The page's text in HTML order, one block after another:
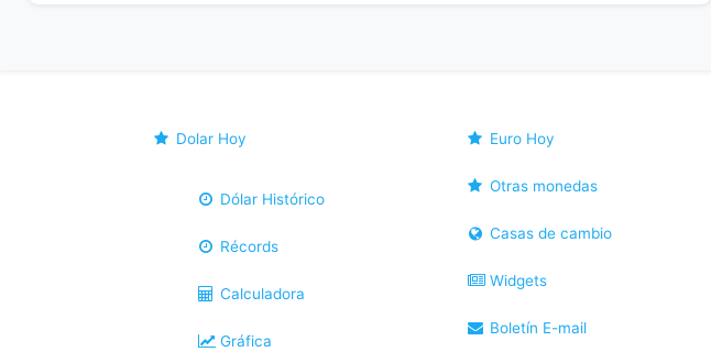
Dolar Hoy
Dólar Histórico
Récords
Calculadora
Gráfica
Euro Hoy
Otras monedas
Casas de cambio
Widgets
Boletín E-mail